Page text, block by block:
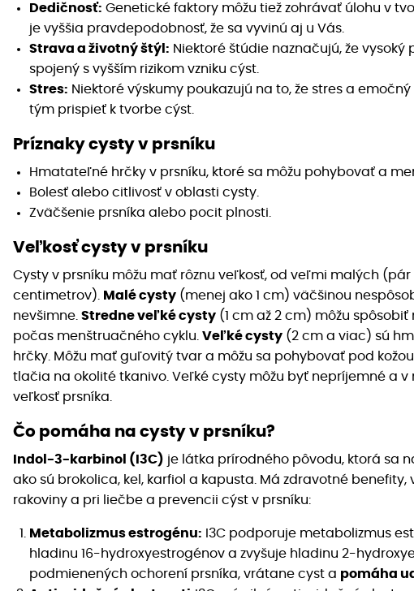
Dedičnosť: Genetické faktory môžu tiež zohrávať úlohu v
je vyššia pravdepodobnosť, že sa vyvinú aj u Vás.
Strava a životný štýl: Niektoré štúdie naznačujú, že
spojený s vyšším rizikom vzniku cýst.
Stres: Niektoré výskumy poukazujú na to, že stres a
tým prispieť k tvorbe cýst.
Príznaky cysty v prsníku
Hmatateľné hrčky v prsníku, ktoré sa môžu pohybovať a
Bolesť alebo citlivosť v oblasti cysty.
Zväčšenie prsníka alebo pocit plnosti.
Veľkosť cysty v prsníku
Cysty v prsníku môžu mať rôznu veľkosť, od veľmi malých
centimetrov). Malé cysty (menej ako 1 cm) väčšinou
nevšimne. Stredne veľké cysty (1 cm až 2 cm) môžu
počas menštruačného cyklu. Veľké cysty (2 cm a viac) sú
hrčky. Môžu mať guľovitý tvar a môžu sa pohybovať pod
tlačia na okolité tkanivo. Veľké cysty môžu byť nepríjemné a
veľkosť prsníka.
Čo pomáha na cysty v prsníku?
Indol-3-karbinol (I3C) je látka prírodného pôvodu, ktorá sa
ako sú brokolica, kel, karfiol a kapusta. Má zdravotné
rakoviny a pri liečbe a prevencii cýst v prsníku:
Metabolizmus estrogénu: I3C podporuje metabolizmus
hladinu 16-hydroxyestrogénov a zvyšuje hladinu 2-
podmienených ochorení prsníka, vrátane cyst a pomáha